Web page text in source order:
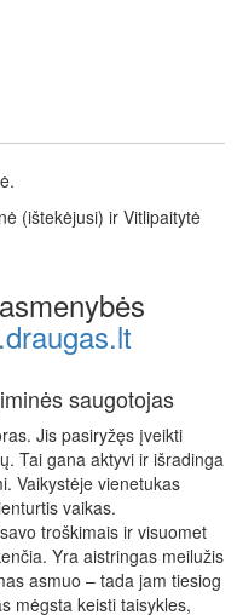
(ištekėjusi) ir Vitlipaitytė
saugotojas
Jis pasiryžęs įveikti
Tai gana aktyvi ir išradinga
Vaikystėje vienetukas
vaikas.
troškimais ir visuomet
Yra aistringas meilužis
asmuo – tada jam tiesiog
mėgsta keisti taisykles,